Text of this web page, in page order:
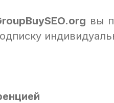
вы